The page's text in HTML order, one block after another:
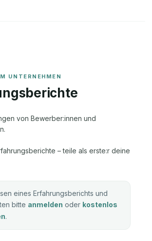
von Bewerber:innen und
– teile als erste:r deine
eines Erfahrungsberichts und
bitte anmelden oder kostenlos
.